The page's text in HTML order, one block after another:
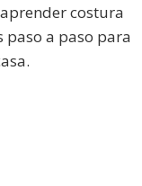
costura
paso a paso para